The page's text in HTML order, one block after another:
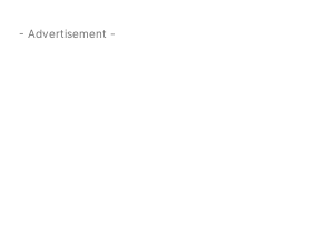
- Advertisement -